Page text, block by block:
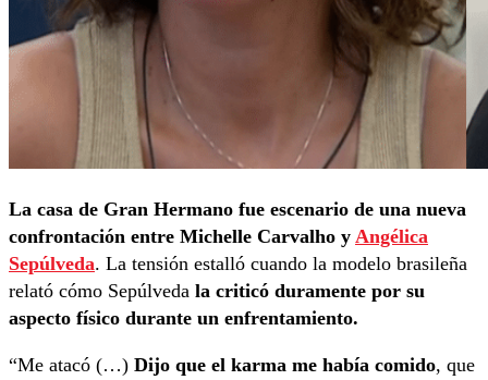
La casa de Gran Hermano fue escenario de una nueva
confrontación entre Michelle Carvalho y Angélica
Sepúlveda. La tensión estalló cuando la modelo brasileña
relató cómo Sepúlveda la criticó duramente por su
aspecto físico durante un enfrentamiento.
“Me atacó (…) Dijo que el karma me había comido, que